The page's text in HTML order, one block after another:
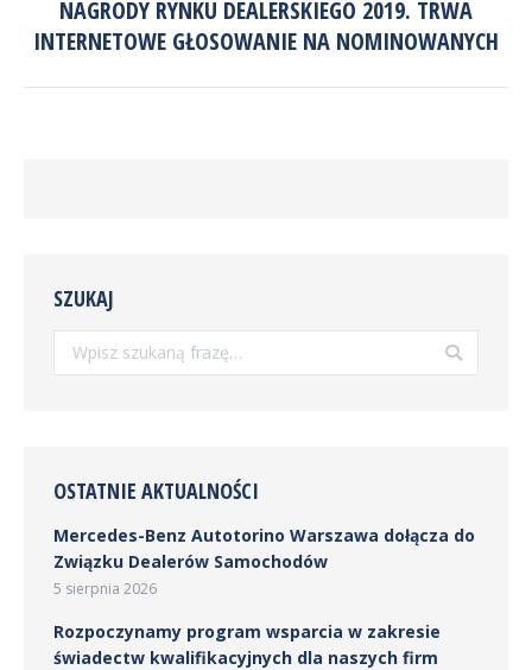
Następny
wpis:
NAGRODY RYNKU DEALERSKIEGO 2019. TRWA
INTERNETOWE GŁOSOWANIE NA NOMINOWANYCH
SZUKAJ
Szukaj:
OSTATNIE AKTUALNOŚCI
Mercedes-Benz Autotorino Warszawa dołącza do
Związku Dealerów Samochodów
5 sierpnia 2026
Rozpoczynamy program wsparcia w zakresie
świadectw kwalifikacyjnych dla naszych firm